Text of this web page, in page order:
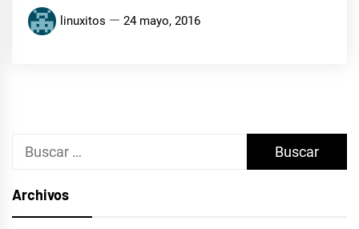
linuxitos 24 mayo, 2016
Buscar:
Archivos